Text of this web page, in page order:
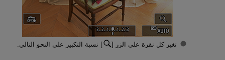
تغير كل نقرة على الزر [ ] نسبة التكبير على النحو التالي.